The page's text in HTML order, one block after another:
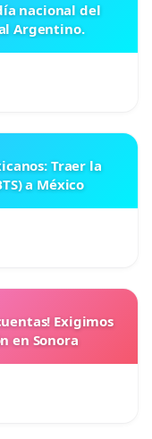
nacional del
Argentino.
Traer la
a México
Exigimos
en Sonora